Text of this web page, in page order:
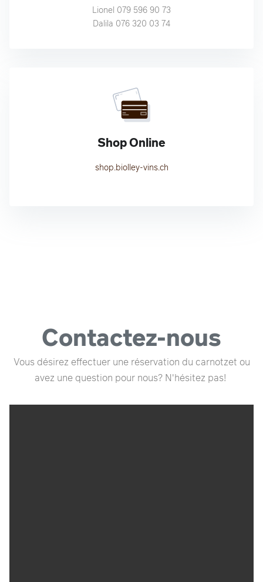
Lionel 079 596 90 73
Dalila 076 320 03 74
Shop Online
shop.biolley-vins.ch
Contactez-nous
Vous désirez effectuer une réservation du carnotzet ou
avez une question pour nous? N'hésitez pas!